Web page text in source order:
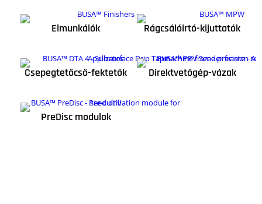
Elmunkálók Rágcsálóirtó-kijuttatók
Csepegtetőcső-fektetők Direktvetőgép-vázak
PreDisc modulok